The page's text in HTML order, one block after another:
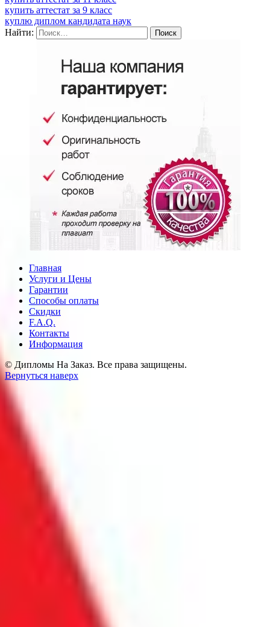
купить аттестат за 9 класс
куплю диплом кандидата наук
Найти:
Главная
Услуги и Цены
Гарантии
Способы оплаты
Скидки
F.A.Q.
Контакты
Информация
© Дипломы На Заказ. Все права защищены.
Вернуться наверх